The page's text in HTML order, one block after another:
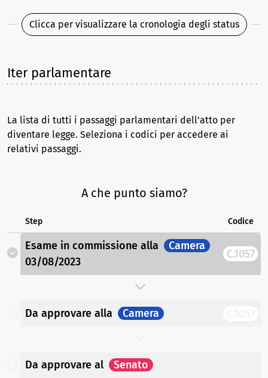
Clicca per visualizzare la cronologia degli status
Iter parlamentare
La lista di tutti i passaggi parlamentari dell'atto per
diventare legge. Seleziona i codici per accedere ai
relativi passaggi.
A che punto siamo?
Step Codice
Esame in commissione alla
Camera
03/08/2023
C.1057
Da approvare alla Camera
Da approvare al Senato